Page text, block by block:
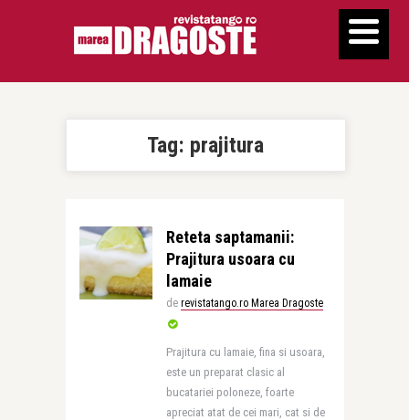
Tag: prajitura
Reteta saptamanii:
Prajitura usoara cu
lamaie
de revistatango.ro Marea Dragoste
Prajitura cu lamaie, fina si usoara,
este un preparat clasic al
bucatariei poloneze, foarte
apreciat atat de cei mari, cat si de